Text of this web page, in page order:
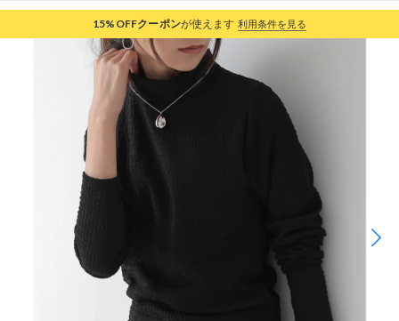
15%OFFクーポンが使えます 利用条件を見る